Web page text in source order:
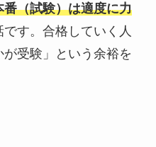
（試験）は適度に力
す。合格していく人
受験」という余裕を